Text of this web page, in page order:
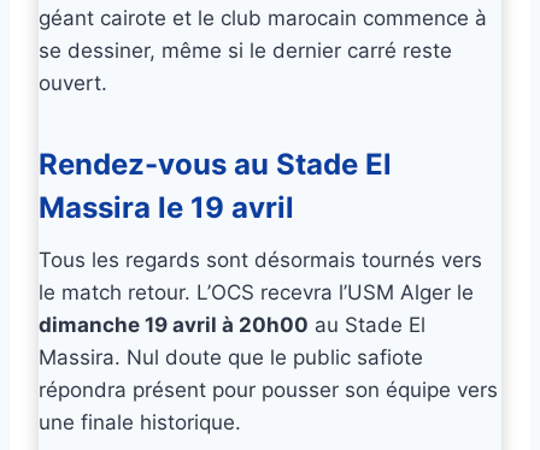
géant cairote et le club marocain commence à
se dessiner, même si le dernier carré reste
ouvert.
Rendez-vous au Stade El
Massira le 19 avril
Tous les regards sont désormais tournés vers
le match retour. L’OCS recevra l’USM Alger le
dimanche 19 avril à 20h00 au Stade El
Massira. Nul doute que le public safiote
répondra présent pour pousser son équipe vers
une finale historique.